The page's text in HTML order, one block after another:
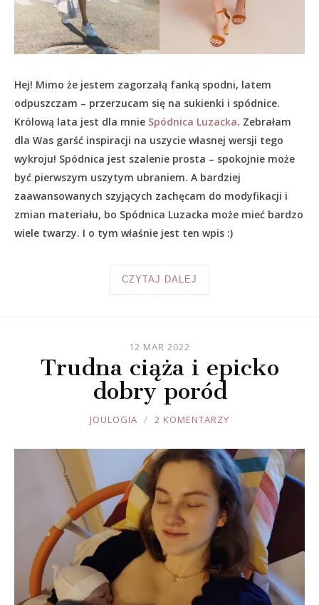
Hej! Mimo że jestem zagorzałą fanką spodni, latem
odpuszczam – przerzucam się na sukienki i spódnice.
Królową lata jest dla mnie Spódnica Luzacka. Zebrałam
dla Was garść inspiracji na uszycie własnej wersji tego
wykroju! Spódnica jest szalenie prosta – spokojnie może
być pierwszym uszytym ubraniem. A bardziej
zaawansowanych szyjących zachęcam do modyfikacji i
zmian materiału, bo Spódnica Luzacka może mieć bardzo
wiele twarzy. I o tym właśnie jest ten wpis :)
CZYTAJ DALEJ
12 MAR 2022
Trudna ciąża i epicko
dobry poród
JOULE
JOULOGIA 2 KOMENTARZY